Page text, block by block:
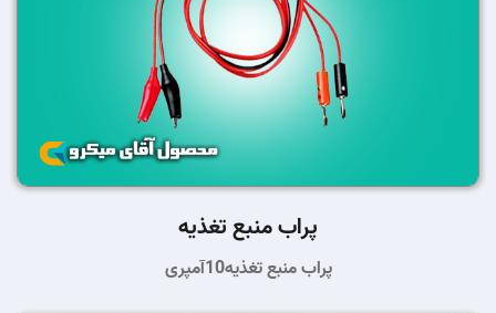
پراب منبع تغذیه
پراب منبع تغذیه10آمپری